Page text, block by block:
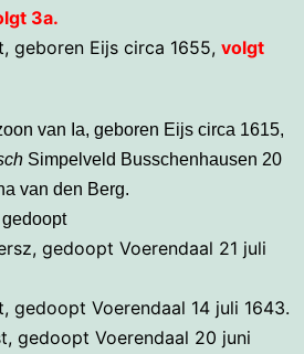
3a.
geboren Eijs circa 1655, volgt
van Ia, geboren Eijs circa 1615,
Simpelveld Busschenhausen 20
van den Berg.
gedoopt Voerendaal 21 juli
gedoopt Voerendaal 14 juli 1643.
gedoopt Voerendaal 20 juni